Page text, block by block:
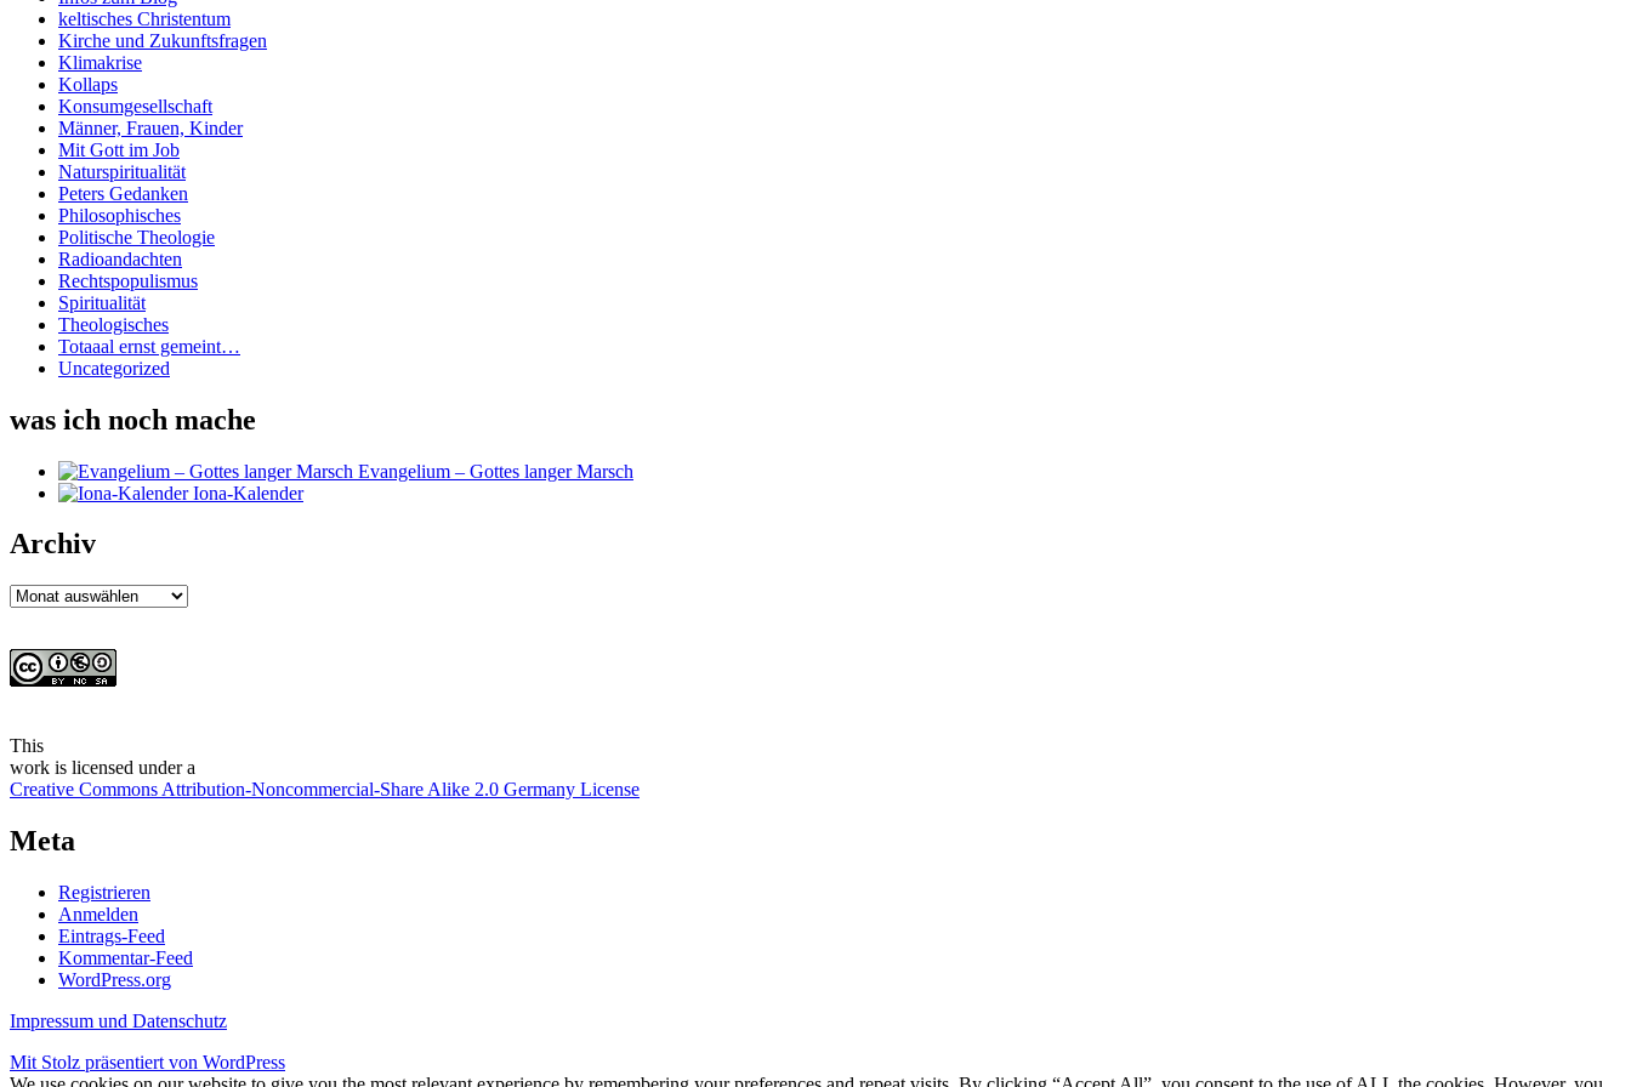
keltisches Christentum
Kirche und Zukunftsfragen
Klimakrise
Kollaps
Konsumgesellschaft
Männer, Frauen, Kinder
Mit Gott im Job
Naturspiritualität
Peters Gedanken
Philosophisches
Politische Theologie
Radioandachten
Rechtspopulismus
Spiritualität
Theologisches
Totaaal ernst gemeint…
Uncategorized
was ich noch mache
Evangelium – Gottes langer Marsch
Iona-Kalender
Archiv
Archiv
This
work is licensed under a
Creative Commons Attribution-Noncommercial-Share Alike 2.0 Germany License
Meta
Registrieren
Anmelden
Eintrags-Feed
Kommentar-Feed
WordPress.org
Impressum und Datenschutz
Mit Stolz präsentiert von WordPress